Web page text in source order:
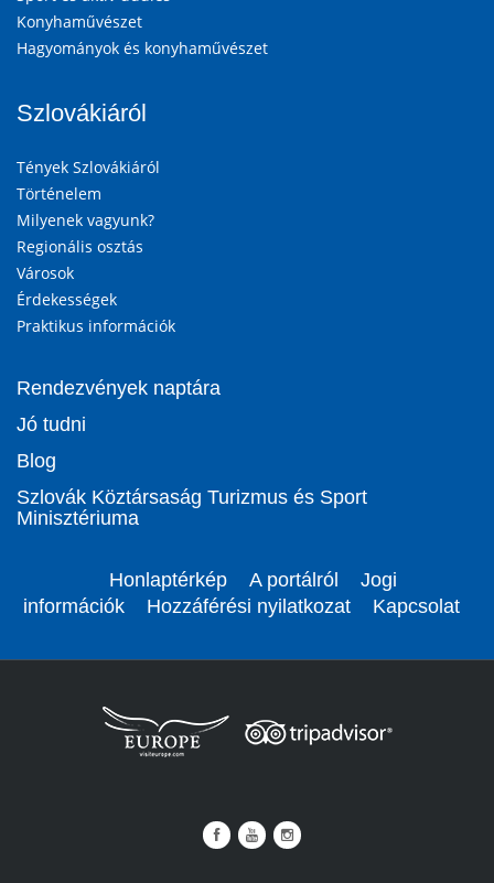
Konyhaművészet
Hagyományok és konyhaművészet
Szlovákiáról
Tények Szlovákiáról
Történelem
Milyenek vagyunk?
Regionális osztás
Városok
Érdekességek
Praktikus információk
Rendezvények naptára
Jó tudni
Blog
Szlovák Köztársaság Turizmus és Sport
Minisztériuma
Honlaptérkép A portálról
Jogi
információk
Hozzáférési nyilatkozat Kapcsolat